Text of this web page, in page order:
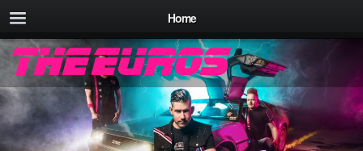
Home